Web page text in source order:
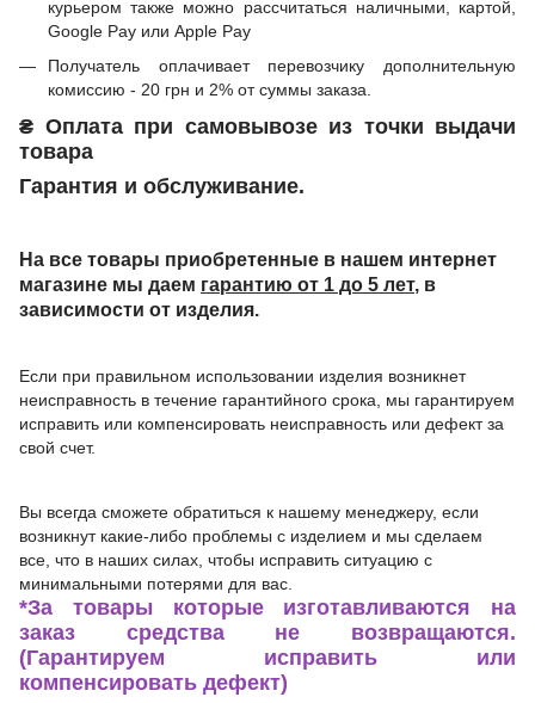
курьером также можно рассчитаться наличными, картой,
Google Pay или Apple Pay
Получатель оплачивает перевозчику дополнительную
комиссию - 20 грн и 2% от суммы заказа.
₴ Оплата при самовывозе из точки выдачи
товара
Гарантия и обслуживание.
На все товары приобретенные в нашем интернет
магазине мы даем гарантию от 1 до 5 лет, в
зависимости от изделия.
Если при правильном использовании изделия возникнет
неисправность в течение гарантийного срока, мы гарантируем
исправить или компенсировать неисправность или дефект за
свой счет.
Вы всегда сможете обратиться к нашему менеджеру, если
возникнут какие-либо проблемы с изделием и мы сделаем
все, что в наших силах, чтобы исправить ситуацию с
минимальными потерями для вас.
*За товары которые изготавливаются на
заказ средства не возвращаются.
(Гарантируем исправить или
компенсировать дефект)